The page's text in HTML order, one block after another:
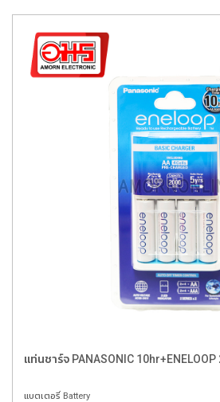
แท่นชาร์จ PANASONIC
แบตเตอรี่ Battery